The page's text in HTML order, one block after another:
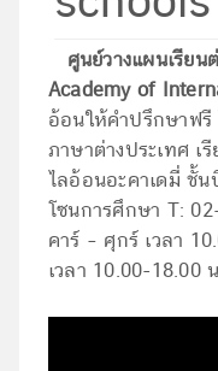
ศูนย์วางแผนเรียน
Academy of
อ้อนให้คำปรึกษาฟรี
ภาษาต่างประเทศ เ
ไลอ้อนอะคาเดมี่ ชั้
โซนการศึกษา T:
คาร์ – ศุกร์ เวลา
เวลา 10.00-18.00 น